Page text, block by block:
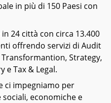
in più di 150 Paesi con
24 città con circa 13.400
offrendo servizi di Audit
Strategy,
e Tax & Legal.
ci impegniamo per
economiche e